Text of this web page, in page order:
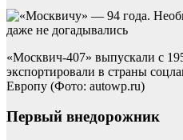
«Москвич-407» выпускали с
экспортировали в страны
Европу (Фото: autowp.ru)
Первый внедорожник